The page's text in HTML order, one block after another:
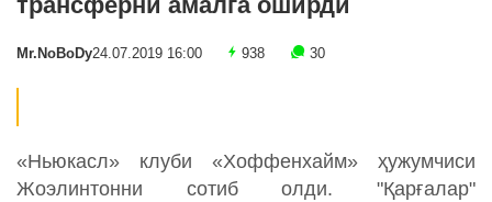
Mr.NoBoDy24.07.2019 16:00 938 30
«Ньюкасл» клуби «Хоффенхайм» ҳужумчиси
Жоэлинтонни сотиб олди. "Қарғалар"